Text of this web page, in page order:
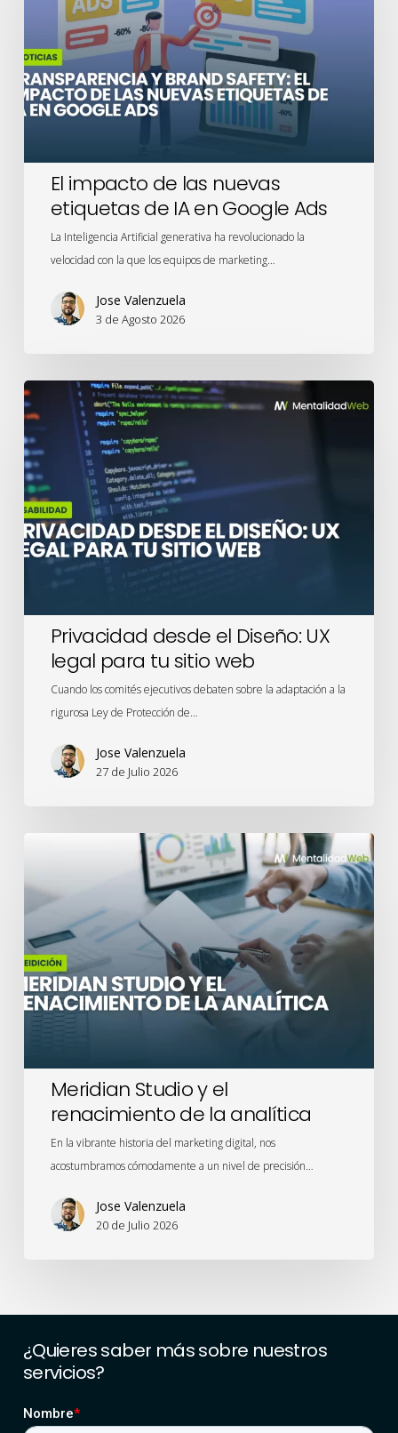
nuevas
etiquetas
de
IA
en
Ads
El impacto de las nuevas
etiquetas de IA en Google Ads
La Inteligencia Artificial generativa ha revolucionado la
velocidad con la que los equipos de marketing…
Jose Valenzuela
3 de Agosto 2026
Privacidad
desde
el
Diseño:
UX
legal
para
tu
Privacidad desde el Diseño: UX
legal para tu sitio web
Cuando los comités ejecutivos debaten sobre la adaptación a la
rigurosa Ley de Protección de…
Jose Valenzuela
27 de Julio 2026
y
renacimiento
de
la
analítica
Meridian Studio y el
renacimiento de la analítica
En la vibrante historia del marketing digital, nos
acostumbramos cómodamente a un nivel de precisión…
Jose Valenzuela
20 de Julio 2026
¿Quieressaber mássobre nuestros
servicios?